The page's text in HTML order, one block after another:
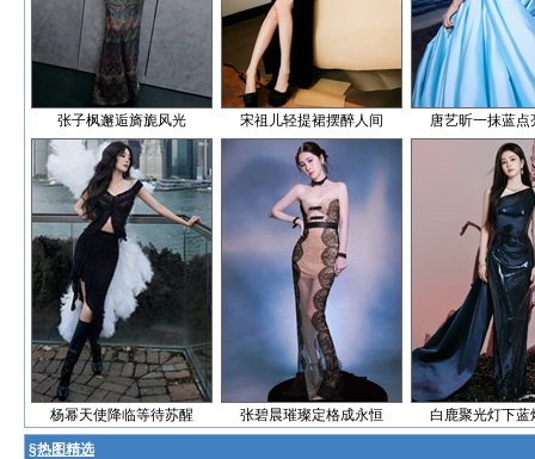
张子枫邂逅旖旎风光 宋祖儿轻提裙摆醉人间 唐艺昕一抹蓝点
杨幂天使降临等待苏醒 张碧晨璀璨定格成永恒 白鹿聚光灯下蓝
§热图精选